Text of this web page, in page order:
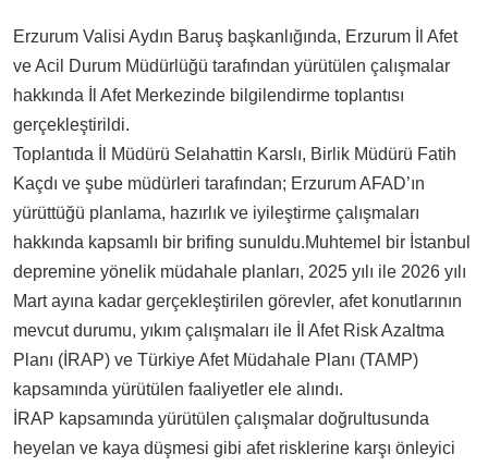
Erzurum Valisi Aydın Baruş başkanlığında, Erzurum İl Afet
ve Acil Durum Müdürlüğü tarafından yürütülen çalışmalar
hakkında İl Afet Merkezinde bilgilendirme toplantısı
gerçekleştirildi.
Toplantıda İl Müdürü Selahattin Karslı, Birlik Müdürü Fatih
Kaçdı ve şube müdürleri tarafından; Erzurum AFAD’ın
yürüttüğü planlama, hazırlık ve iyileştirme çalışmaları
hakkında kapsamlı bir brifing sunuldu.Muhtemel bir İstanbul
depremine yönelik müdahale planları, 2025 yılı ile 2026 yılı
Mart ayına kadar gerçekleştirilen görevler, afet konutlarının
mevcut durumu, yıkım çalışmaları ile İl Afet Risk Azaltma
Planı (İRAP) ve Türkiye Afet Müdahale Planı (TAMP)
kapsamında yürütülen faaliyetler ele alındı.
İRAP kapsamında yürütülen çalışmalar doğrultusunda
heyelan ve kaya düşmesi gibi afet risklerine karşı önleyici